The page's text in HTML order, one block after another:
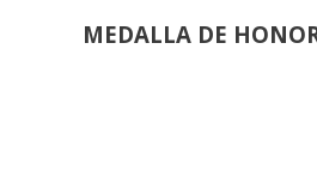
MEDALLA DE